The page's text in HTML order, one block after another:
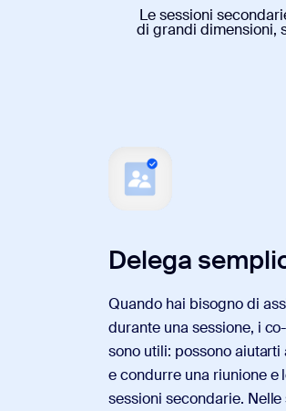
Le sessioni
di grandi dimensioni,
Delega
Quando hai bisogno di
durante una sessione, i
sono utili: possono
e condurre una riunione e
sessioni secondarie. Nelle